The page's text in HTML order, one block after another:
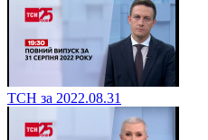
ТСН за 2022.08.31